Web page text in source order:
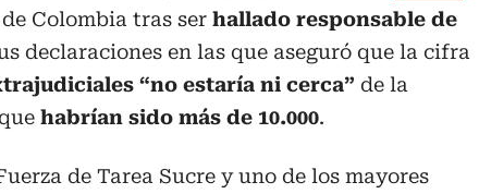
Colombia tras ser hallado responsable de
declaraciones en las que aseguró que la cifra
“no estaría ni cerca” de la
habrían sido más de 10.000.
de Tarea Sucre y uno de los mayores